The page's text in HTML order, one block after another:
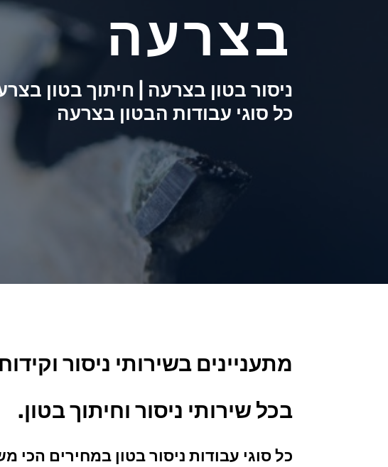
בצרעה
ניסור בטון בצרעה | חיתוך בטון
כל סוגי עבודות הבטון בצרעה
מתעניינים בשירותי ניסור
בכל שירותי ניסור וחיתוך בטון.
כל סוגי עבודות ניסור בטון במחירים הכי